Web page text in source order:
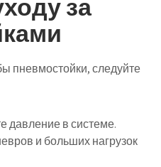
за
пневмостойки, следуйте
давление в системе.
и больших нагрузок